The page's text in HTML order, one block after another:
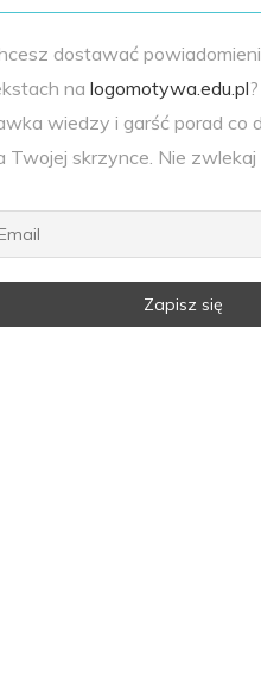
dostawać
na logomotywa.edu.pl
wiedzy i garść porad co
Twojej skrzynce. Nie zwlekaj